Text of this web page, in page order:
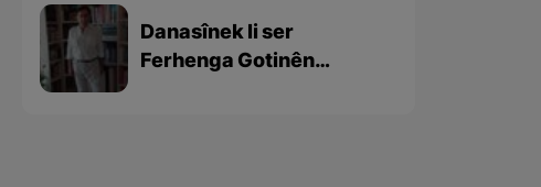
Danasînek li ser
Ferhenga Gotinên